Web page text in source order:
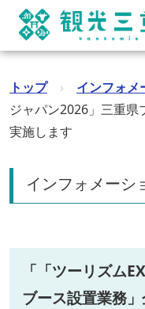
トップ › インフォメ
ジャパン2026」三重
実施します
インフォメーシ
「「ツーリズム
ブース設置業務